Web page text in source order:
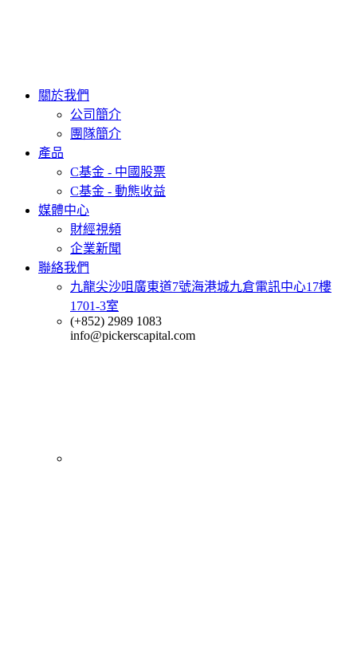
關於我們
公司簡介
團隊簡介
產品
C基金 - 中國股票
C基金 - 動態收益
媒體中心
財經視頻
企業新聞
聯絡我們
九龍尖沙咀廣東道7號海港城九倉電訊中心17樓
1701-3室
(+852) 2989 1083
info@pickerscapital.com